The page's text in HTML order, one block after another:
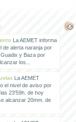
La AEMET informa
de alerta naranja por
y Baza por
los...
La AEMET
el nivel de aviso por
23'59h. de hoy
alcanzar 20mm. de